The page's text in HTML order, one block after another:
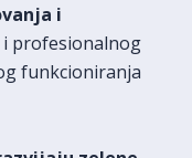
i
profesionalnog
funkcioniranja